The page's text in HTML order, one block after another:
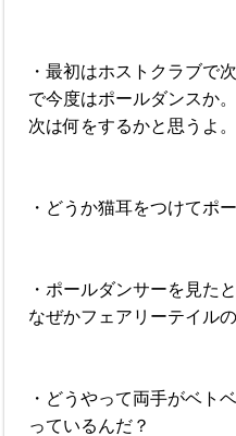
・最初はホストクラブで
で今度はポールダンスか。
次は何をするかと思うよ。
・どうか猫耳をつけてポ
・ポールダンサーを見た
なぜかフェアリーテイル
・どうやって両手がベト
っているんだ？